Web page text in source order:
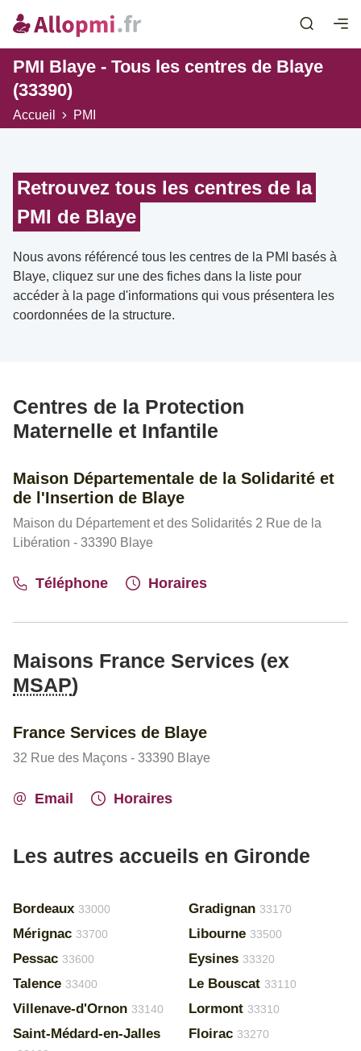
PMI Blaye - Tous les centres de Blaye
(33390)
Accueil PMI
Retrouvez tous les centres de la
PMI de Blaye
Nous avons référencé tous les centres de la PMI basés à
Blaye, cliquez sur une des fiches dans la liste pour
accéder à la page d'informations qui vous présentera les
coordonnées de la structure.
Centres de la Protection
Maternelle et Infantile
Maison Départementale de la Solidarité et
de l'Insertion de Blaye
Maison du Département et des Solidarités 2 Rue de la
Libération - 33390 Blaye
Téléphone Horaires
Maisons France Services (ex
MSAP)
France Services de Blaye
32 Rue des Maçons - 33390 Blaye
Email Horaires
Les autres accueils en Gironde
Bordeaux 33000
Mérignac 33700
Pessac 33600
Talence 33400
Villenave-d'Ornon 33140
Saint-Médard-en-Jalles
Gradignan 33170
Libourne 33500
Eysines 33320
Le Bouscat 33110
Lormont 33310
Floirac 33270